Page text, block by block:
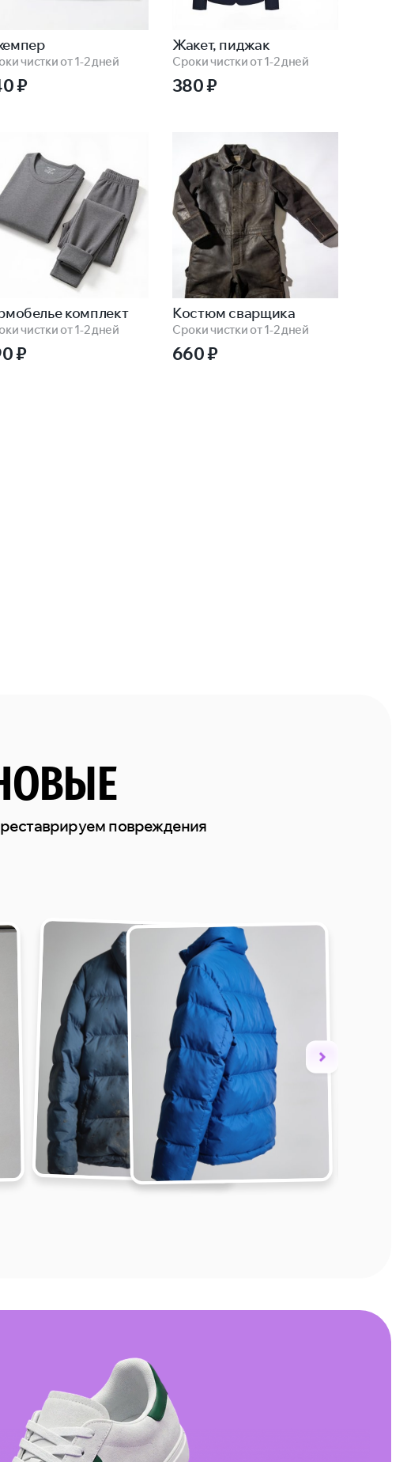
чистки от 1-2 дней
₽
Жакет, пиджак
Сроки чистки от 1-2 дней
380₽
комплект
чистки от 1-2 дней
₽
Костюм сварщика
Сроки чистки от 1-2 дней
660₽
повреждения